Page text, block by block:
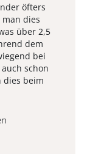
öfters
dies
über 2,5
dem
bei
schon
dies beim